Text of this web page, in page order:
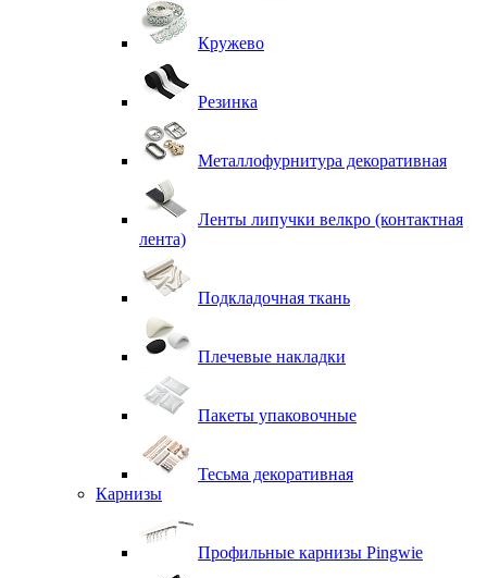
Кружево
Резинка
Металлофурнитура декоративная
Ленты липучки велкро (контактная
лента)
Подкладочная ткань
Плечевые накладки
Пакеты упаковочные
Тесьма декоративная
Карнизы
Профильные карнизы Pingwie